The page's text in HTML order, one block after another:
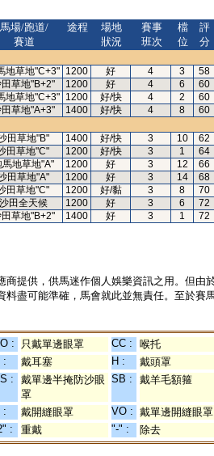
馬場/跑道/
賽道
途程
場地
狀況
賽事
班次
檔
位
評
分
地草地"C+3" 1200 好 4 3
58
草地"B+2" 1200 好 4 6
60
地草地"C+3" 1200 好/快 4 2
60
草地"A+3" 1400 好/快 4 8
60
田草地"B" 1400 好/快 3 10
62
田草地"C" 1200 好/快 3 1
64
馬地草地"A" 1200 好 3 12
66
田草地"A" 1200 好 3 14
68
田草地"C" 1200 好/黏 3 8
70
沙田全天候 1200 好 3 6
72
草地"B+2" 1400 好 3 1 72
商提供，供馬迷作個人娛樂資訊之用。但
料盡可能準確，馬會就此並無責任。至於賽
: 只戴單邊眼罩 CC :
喉托
: 戴耳塞 H :
戴頭罩
:
戴單邊半掩防沙眼
罩
SB : 戴羊毛額箍
: 戴開縫眼罩 VO : 戴單邊開縫眼罩
: 重戴 "-" : 除去